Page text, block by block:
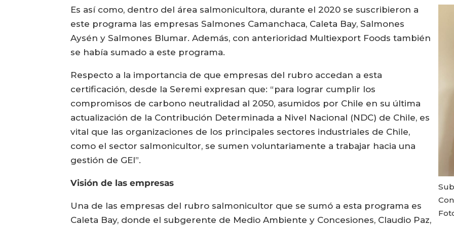
Es así como, dentro del área salmonicultora, durante el 2020 se suscribieron a
este programa las empresas Salmones Camanchaca, Caleta Bay, Salmones
Aysén y Salmones Blumar. Además, con anterioridad Multiexport Foods también
se había sumado a este programa.
Respecto a la importancia de que empresas del rubro accedan a esta
certificación, desde la Seremi expresan que: “para lograr cumplir los
compromisos de carbono neutralidad al 2050, asumidos por Chile en su última
actualización de la Contribución Determinada a Nivel Nacional (NDC) de Chile, es
vital que las organizaciones de los principales sectores industriales de Chile,
como el sector salmonicultor, se sumen voluntariamente a trabajar hacia una
gestión de GEI”.
Visión de las empresas
Una de las empresas del rubro salmonicultor que se sumó a esta programa es
Caleta Bay, donde el subgerente de Medio Ambiente y Concesiones, Claudio Paz,